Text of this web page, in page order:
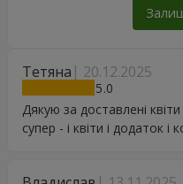
Тетяна 20.12.2025
5
Дякую за доставлені квіти
супер - і квіти і додаток і